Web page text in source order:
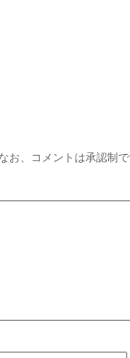
、コメントは承認制で